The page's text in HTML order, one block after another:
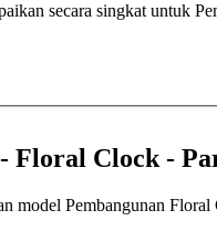
secara singkat untuk
Floral Clock -
model Pembangunan